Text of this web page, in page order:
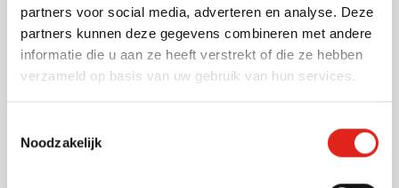
partners voor social media, adverteren en analyse. Deze
partners kunnen deze gegevens combineren met andere
informatie die u aan ze heeft verstrekt of die ze hebben
verzameld op basis van uw gebruik van hun services.
Noodzakelijk
Normale prijs
20,12
Speciale prijs
Koeltas Bigfamily
18 augustus